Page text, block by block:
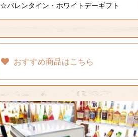
☆バレンタイン・ホワイトデーギフト
おすすめ商品はこちら